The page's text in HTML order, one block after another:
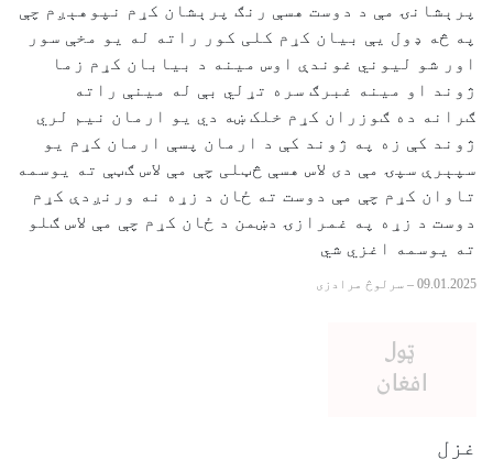
پرېشانۍ مې د دوست هسې رنګ پرېشان کړم نپوهېږم چې
په څه ډول یې بیان کړم کلی کور راته له یو مخې سور
اور شو لیوني غوندې اوس مینه د بیابان کړم زما
ژوند او مینه غبرګ سره تړلي بې له مینې راته
ګرانه ده ګوزران کړم خلک ښه دي یو ارمان نیم لري
ژوند کې زه په ژوند کې د ارمان پسې ارمان کړم یو
سپېرې سپۍ مې دی لاس هسې څټلی چې مې لاس ګټې ته یوسمه
تاوان کړم چې مې دوست ته ځان د زړه نه ورنږدې کړم
دوست د زړه په غمرازۍ دښمن د ځان کړم چې مې لاس ګلو
ته یوسمه اغزي شي
09.01.2025
– سرلوڅ مرادزی
غزل